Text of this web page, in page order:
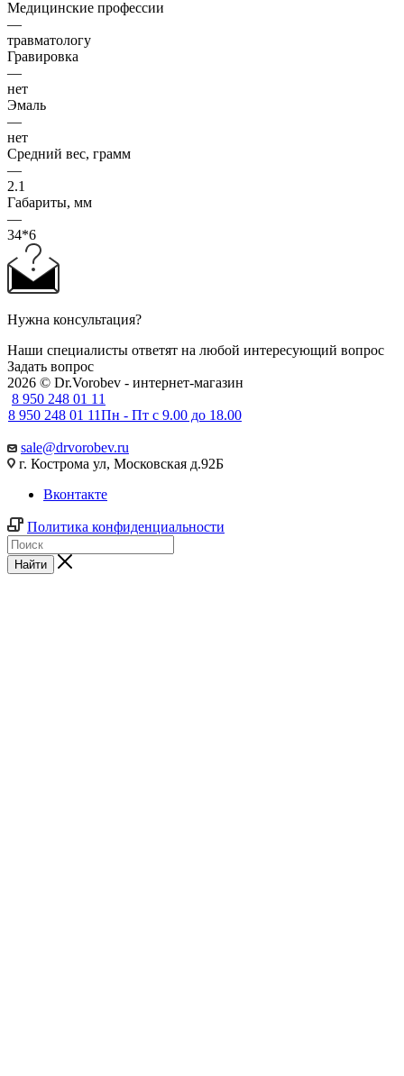
Медицинские профессии
—
травматологу
Гравировка
—
нет
Эмаль
—
нет
Средний вес, грамм
—
2.1
Габариты, мм
—
34*6
Нужна консультация?
Наши специалисты ответят на любой интересующий вопрос
Задать вопрос
2026 © Dr.Vorobev - интернет-магазин
8 950 248 01 11
8 950 248 01 11Пн - Пт с 9.00 до 18.00
sale@drvorobev.ru
г. Кострома ул, Московская д.92Б
Вконтакте
Политика конфиденциальности
Найти